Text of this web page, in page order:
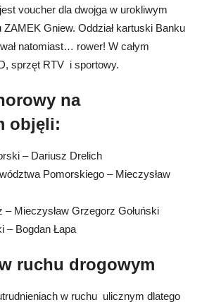
voucher dla dwojga w urokliwym
Gniew. Oddział kartuski Banku
natomiast… rower! W całym
sprzęt RTV i sportowy.
na
objęli:
– Dariusz Drelich
Pomorskiego – Mieczysław
– Mieczysław Grzegorz Gołuński
– Bogdan Łapa
ruchu drogowym
w ruchu ulicznym dlatego